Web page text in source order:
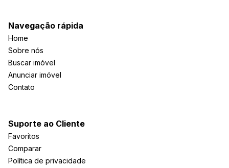
Navegação rápida
Home
Sobre nós
Buscar imóvel
Anunciar imóvel
Contato
Suporte ao Cliente
Favoritos
Comparar
Política de privacidade